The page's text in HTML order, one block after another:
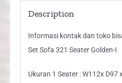
Description
Informasi kontak dan toko
Set Sofa 321 Seater Golden-I
Ukuran 1 Seater : W112x D97